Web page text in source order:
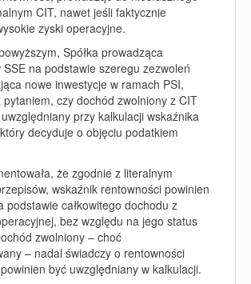
CIT, nawet jeśli faktycznie
zyski operacyjne.
Spółka prowadząca
SSE na podstawie szeregu zezwoleń
nowe inwestycje w ramach PSI,
pytaniem, czy dochód zwolniony z CIT
przy kalkulacji wskaźnika
decyduje o objęciu podatkiem
że zgodnie z literalnym
wskaźnik rentowności powinien
podstawie całkowitego dochodu z
bez względu na jego status
zwolniony – choć
– nadal świadczy o rentowności
być uwzględniany w kalkulacji.